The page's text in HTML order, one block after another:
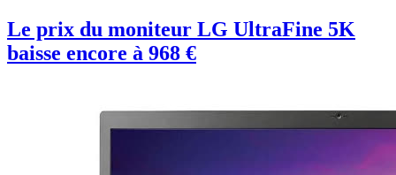
Le prix du moniteur LG UltraFine 5K
baisse encore à 968 €